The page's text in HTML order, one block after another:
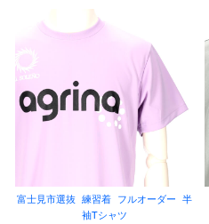
ボネーラ / bonera
スフィーダ / sfida
ノーブランド
ポロシャツ
富士見市選抜 練習着 フルオーダー 半
袖Tシャツ